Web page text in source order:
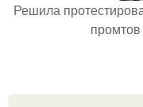
Решила